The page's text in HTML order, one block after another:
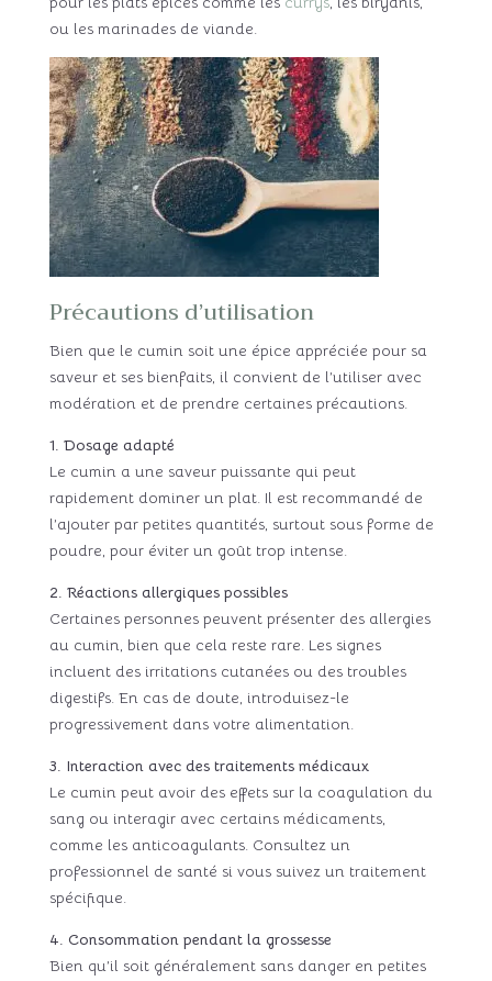
ou les marinades de viande.
Précautions d’utilisation
Bien que le cumin soit une épice appréciée pour sa
saveur et ses bienfaits, il convient de l’utiliser avec
modération et de prendre certaines précautions.
1. Dosage adapté
Le cumin a une saveur puissante qui peut
rapidement dominer un plat. Il est recommandé de
l’ajouter par petites quantités, surtout sous forme de
poudre, pour éviter un goût trop intense.
2. Réactions allergiques possibles
Certaines personnes peuvent présenter des allergies
au cumin, bien que cela reste rare. Les signes
incluent des irritations cutanées ou des troubles
digestifs. En cas de doute, introduisez-le
progressivement dans votre alimentation.
3. Interaction avec des traitements médicaux
Le cumin peut avoir des effets sur la coagulation du
sang ou interagir avec certains médicaments,
comme les anticoagulants. Consultez un
professionnel de santé si vous suivez un traitement
spécifique.
4. Consommation pendant la grossesse
Bien qu’il soit généralement sans danger en petites